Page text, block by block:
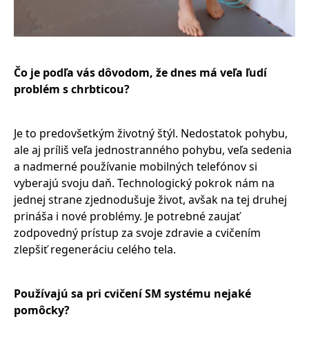
Čo je podľa vás dôvodom, že dnes má veľa ľudí
problém s chrbticou?
Je to predovšetkým životný štýl. Nedostatok pohybu,
ale aj príliš veľa jednostranného pohybu, veľa sedenia
a nadmerné používanie mobilných telefónov si
vyberajú svoju daň. Technologický pokrok nám na
jednej strane zjednodušuje život, avšak na tej druhej
prináša i nové problémy. Je potrebné zaujať
zodpovedný prístup za svoje zdravie a cvičením
zlepšiť regeneráciu celého tela.
Používajú sa pri cvičení SM systému nejaké
pomôcky?